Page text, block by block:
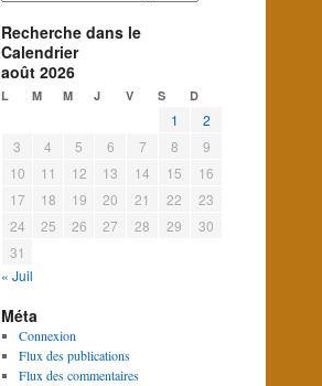
Recherche dans le
Calendrier
août 2026
L M M J V S D
1
2
3
4 5 6 7 8
9
10
11 12 13 14 15
16
17
18 19 20 21 22
23
24
25 26 27 28 29
30
31
« Juil
Méta
Connexion
Flux des publications
Flux des commentaires